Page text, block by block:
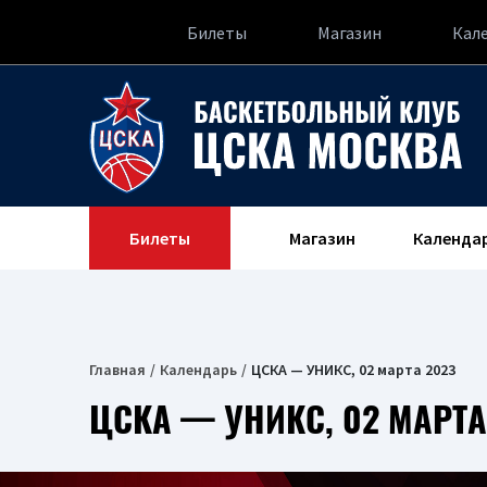
Билеты Магазин
Билеты Магазин
Главная Календарь ЦСКА — УНИКС, 02 марта 2023
ЦСКА — УНИКС, 02